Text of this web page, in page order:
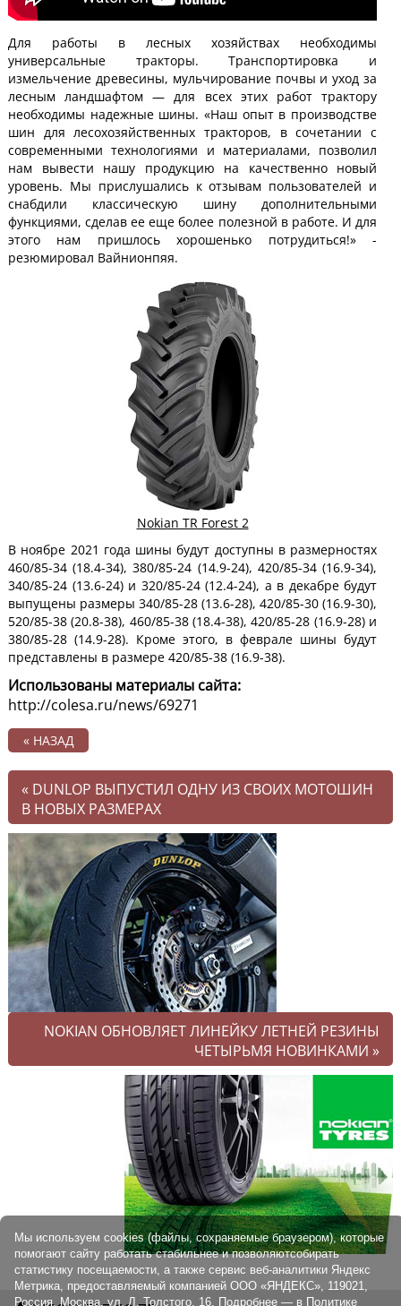
Для работы в лесных хозяйствах необходимы
универсальные тракторы. Транспортировка и
измельчение древесины, мульчирование почвы и уход за
лесным ландшафтом — для всех этих работ трактору
необходимы надежные шины. «Наш опыт в производстве
шин для лесохозяйственных тракторов, в сочетании с
современными технологиями и материалами, позволил
нам вывести нашу продукцию на качественно новый
уровень. Мы прислушались к отзывам пользователей и
снабдили классическую шину дополнительными
функциями, сделав ее еще более полезной в работе. И для
этого нам пришлось хорошенько потрудиться!» -
резюмировал Вайнионпяя.
Nokian TR Forest 2
В ноябре 2021 года шины будут доступны в размерностях
460/85-34 (18.4-34), 380/85-24 (14.9-24), 420/85-34 (16.9-34),
340/85-24 (13.6-24) и 320/85-24 (12.4-24), а в декабре будут
выпущены размеры 340/85-28 (13.6-28), 420/85-30 (16.9-30),
520/85-38 (20.8-38), 460/85-38 (18.4-38), 420/85-28 (16.9-28) и
380/85-28 (14.9-28). Кроме этого, в феврале шины будут
представлены в размере 420/85-38 (16.9-38).
Использованы материалы сайта:
http://colesa.ru/news/69271
« НАЗАД
« DUNLOP ВЫПУСТИЛ ОДНУ ИЗ СВОИХ МОТОШИН
В НОВЫХ РАЗМЕРАХ
NOKIAN ОБНОВЛЯЕТ ЛИНЕЙКУ ЛЕТНЕЙ РЕЗИНЫ
ЧЕТЫРЬМЯ НОВИНКАМИ »
Мы используем cookies (файлы, сохраняемые браузером), которые
помогают сайту работать стабильнее и позволяютсобирать
статистику посещаемости, а также сервис веб-аналитики Яндекс
Метрика, предоставляемый компанией ООО «ЯНДЕКС», 119021,
Россия, Москва, ул. Л. Толстого, 16. Подробнее — в Политике